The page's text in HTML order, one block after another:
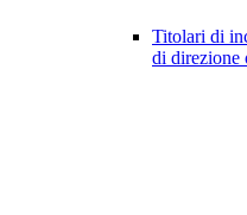
Titolari di
di direzione